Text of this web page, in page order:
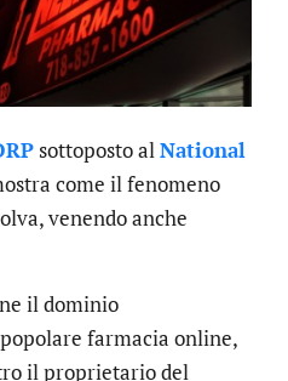
sottoposto alNational
come il fenomeno
venendo anche
il dominio
farmacia online,
il proprietario del